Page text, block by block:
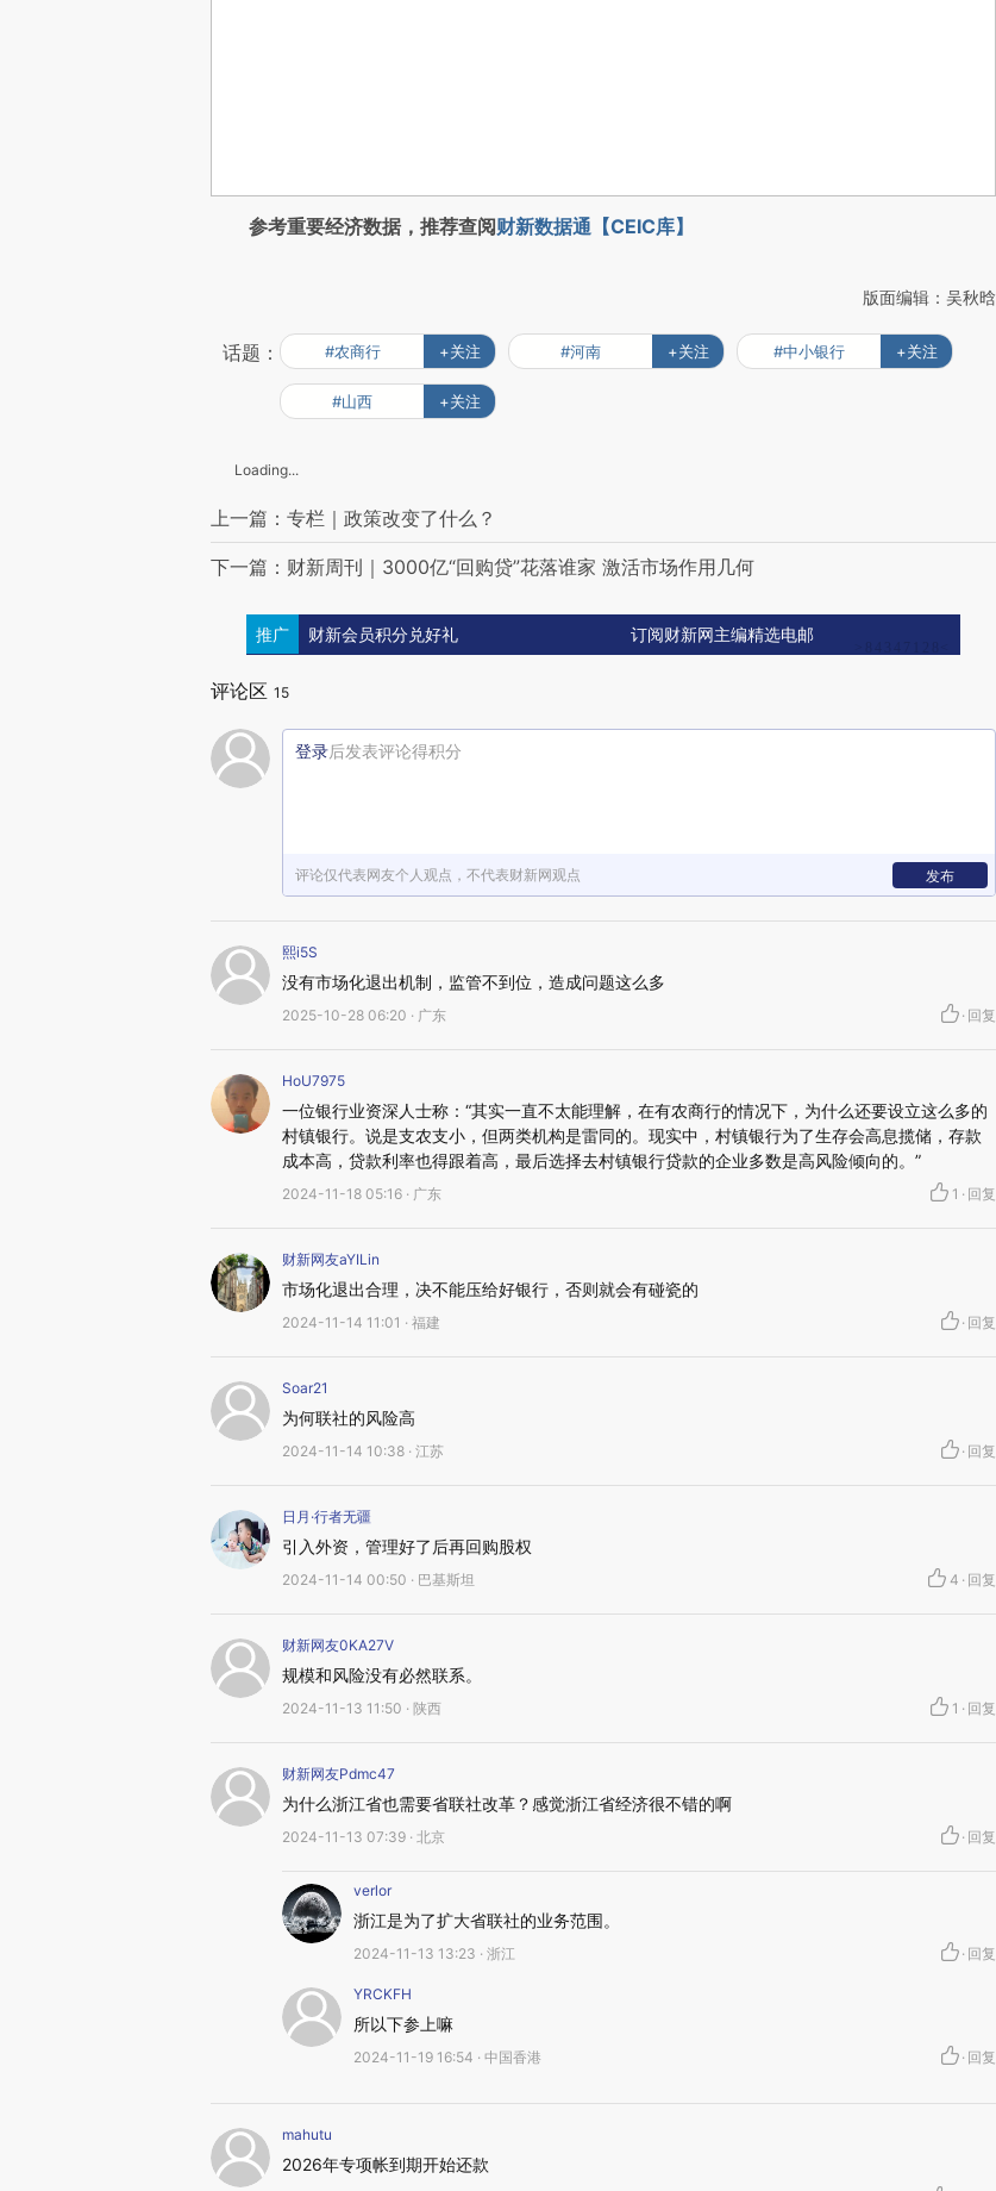
参考重要经济数据，推荐查阅财新数据通【CEIC库】
版面编辑：吴秋晗
话题： #农商行 +关注 #河南 +关注 #中小银行 +关注
#山西 +关注
Loading...
上一篇：专栏｜政策改变了什么？
下一篇：财新周刊｜3000亿“回购贷”花落谁家 激活市场作用几何
推广 财新会员积分兑好礼 订阅财新网主编精选电邮
评论区 15
登录后发表评论得积分
评论仅代表网友个人观点，不代表财新网观点 发布
熙i5S
没有市场化退出机制，监管不到位，造成问题这么多
2025-10-28 06:20 · 广东 · 回复
HoU7975
一位银行业资深人士称：“其实一直不太能理解，在有农商行的情况下，为什么还要设立这么多的
村镇银行。说是支农支小，但两类机构是雷同的。现实中，村镇银行为了生存会高息揽储，存款
成本高，贷款利率也得跟着高，最后选择去村镇银行贷款的企业多数是高风险倾向的。”
2024-11-18 05:16 · 广东 1 · 回复
财新网友aYILin
市场化退出合理，决不能压给好银行，否则就会有碰瓷的
2024-11-14 11:01 · 福建 · 回复
Soar21
为何联社的风险高
2024-11-14 10:38 · 江苏 · 回复
日月·行者无疆
引入外资，管理好了后再回购股权
2024-11-14 00:50 · 巴基斯坦 4 · 回复
财新网友0KA27V
规模和风险没有必然联系。
2024-11-13 11:50 · 陕西 1 · 回复
财新网友Pdmc47
为什么浙江省也需要省联社改革？感觉浙江省经济很不错的啊
2024-11-13 07:39 · 北京 · 回复
verlor
浙江是为了扩大省联社的业务范围。
2024-11-13 13:23 · 浙江 · 回复
YRCKFH
所以下参上嘛
2024-11-19 16:54 · 中国香港 · 回复
mahutu
2026年专项帐到期开始还款